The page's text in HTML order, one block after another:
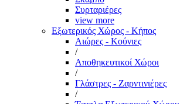
Συρταριέρες
view more
Εξωτερικός Χώρος - Κήπος
Αιώρες - Κούνιες
/
Αποθηκευτικοί Χώροι
/
Γλάστρες - Ζαρντινιέρες
/